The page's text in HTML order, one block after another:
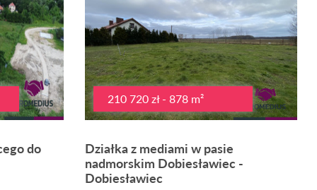
do
210 720 zł - 878 m²
Działka z mediami w pasie
nadmorskim Dobiesławiec -
Dobiesławiec